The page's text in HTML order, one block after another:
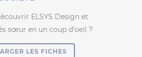
ELSYS Design et
sœur en un coup d’oeil ?
LES FICHES